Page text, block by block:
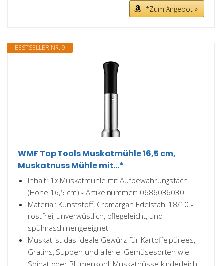
*Zum Angebot »
BESTSELLER NR. 9
WMF Top Tools Muskatmühle 16,5 cm,
Muskatnuss Mühle mit...*
Inhalt: 1x Muskatmühle mit Aufbewahrungsfach
(Höhe 16,5 cm) - Artikelnummer: 0686036030
Material: Kunststoff, Cromargan Edelstahl 18/10 -
rostfrei, unverwüstlich, pflegeleicht, und
spülmaschinengeeignet
Muskat ist das ideale Gewürz für Kartoffelpürees,
Gratins, Suppen und allerlei Gemüsesorten wie
Spinat oder Blumenkohl. Muskatnüsse kinderleicht